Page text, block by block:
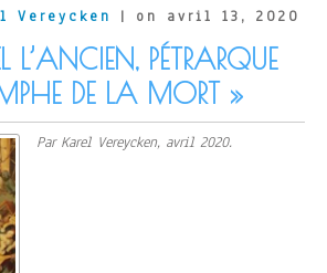
Vereycken | on avril 13, 2020
L’ANCIEN, PÉTRARQUE
DE LA MORT »
Par Karel Vereycken, avril 2020.